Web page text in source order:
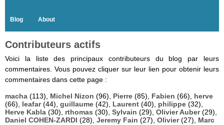
Blog About
Contributeurs actifs
Voici la liste des principaux contributeurs du blog par leurs
commentaires. Vous pouvez cliquer sur leur lien pour obtenir leurs
commentaires dans cette page :
macha (113), Michel Nizon (96), Pierre (85), Fabien (66), herve
(66), leafar(44), guillaume (42), Laurent (40), philippe (32),
Herve Kabla (30), rthomas (30), Sylvain (29), Olivier Auber(29),
Daniel COHEN-ZARDI (28), Jeremy Fain (27), Olivier(27), Marc